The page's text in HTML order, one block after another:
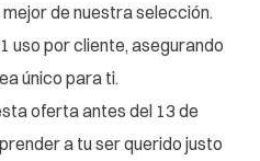
de nuestra selección.
uso por cliente, asegurando
único para ti.
oferta antes del 13 de
a tu ser querido justo